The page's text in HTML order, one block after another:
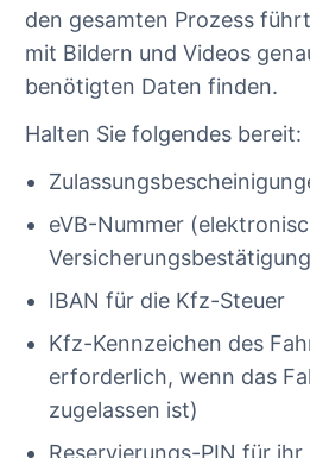
den gesamten Prozess
mit Bildern und Videos
benötigten Daten finden.
Halten Sie folgendes bereit:
eVB-Nummer
IBAN für die Kfz-Steuer
Kfz-Kennzeichen des
erforderlich, wenn das
zugelassen ist)
Reservierungs-PIN für ihr